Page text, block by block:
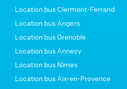
Location bus Clermont-Ferrand
Location bus Angers
Location bus Grenoble
Location bus Annecy
Location bus Nîmes
Location bus Aix-en-Provence